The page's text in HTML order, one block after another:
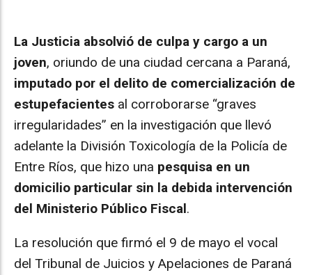
La Justicia absolvió de culpa y cargo a un
joven, oriundo de una ciudad cercana a Paraná,
imputado por el delito de comercialización de
estupefacientes al corroborarse “graves
irregularidades” en la investigación que llevó
adelante la División Toxicología de la Policía de
Entre Ríos, que hizo una pesquisa en un
domicilio particular sin la debida intervención
del Ministerio Público Fiscal.
La resolución que firmó el 9 de mayo el vocal
del Tribunal de Juicios y Apelaciones de Paraná